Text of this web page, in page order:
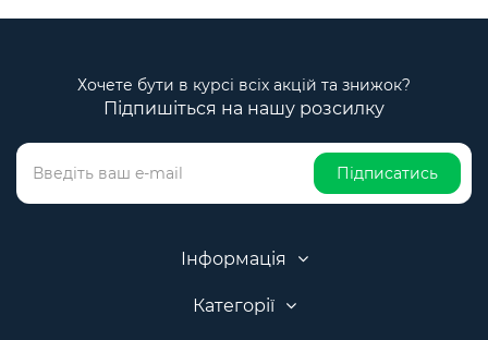
Хочете бути в курсі всіх акцій та знижок?
Підпишіться на нашу розсилку
Підписатись
Інформація
Категорії